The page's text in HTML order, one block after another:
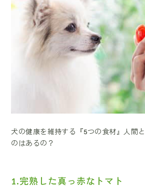
犬の健康を維持する『5つの食材』人間
のはあるの？
1.完熟した真っ赤なトマト